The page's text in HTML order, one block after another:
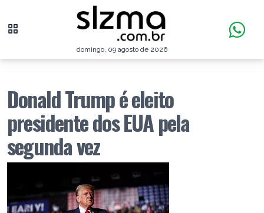
domingo, 09 agosto de 2026
Donald Trump é eleito
presidente dos EUA pela
segunda vez